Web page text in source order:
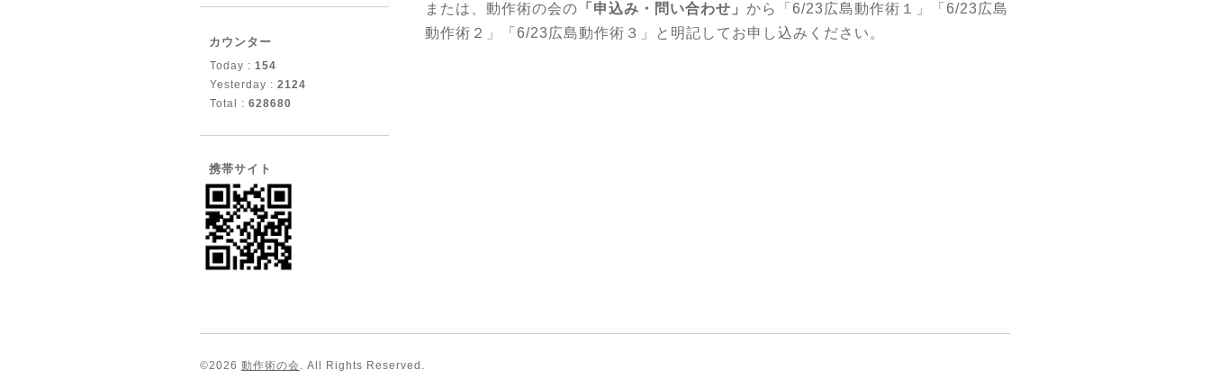
または、動作術の会の 「申込み・問い合わせ」 から「6/23広島動作術１」
「6/23広島
動作術２」
「6/23広島動作術３」と明記してお申し込みください。
カウンター
Today : 154
Yesterday : 2124
Total : 628680
携帯サイト
©2026 動作術の会. All Rights Reserved.